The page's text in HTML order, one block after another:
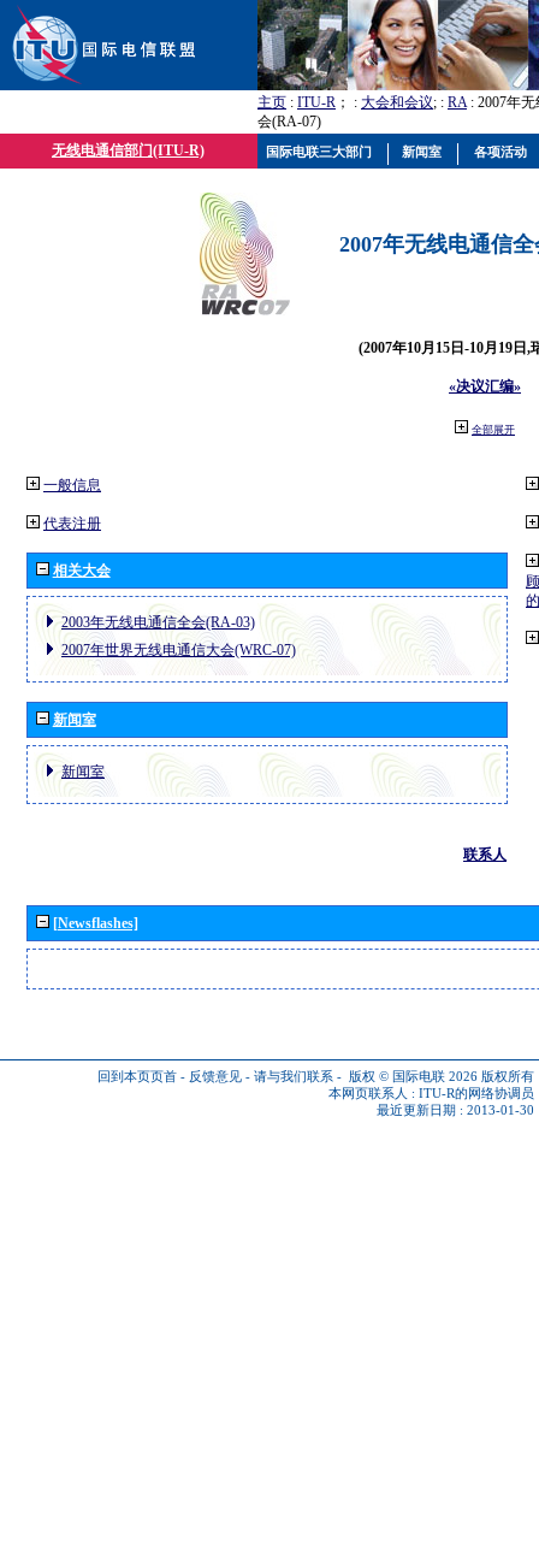
主页 : ITU-R ； : 大会和会议; : RA: 2007年
会(RA-07)
无线电通信部门(ITU-R)
2007年无线电通信
(2007年10月15日-10月19日,
«决议汇编»
全部展开
一般信息
代表注册
相关大会
2003年无线电通信全会(RA-03)
2007年世界无线电通信大会(WRC-07)
新闻室
新闻室
联系人
[Newsflashes]
回到本页页首 - 反馈意见 - 请与我们联系 - 版权 © 国际电联 2026 版权所有
本网页联系人 : ITU-R的网络协调员
最近更新日期 : 2013-01-30
国际电联三大部门 新闻室 各项活动